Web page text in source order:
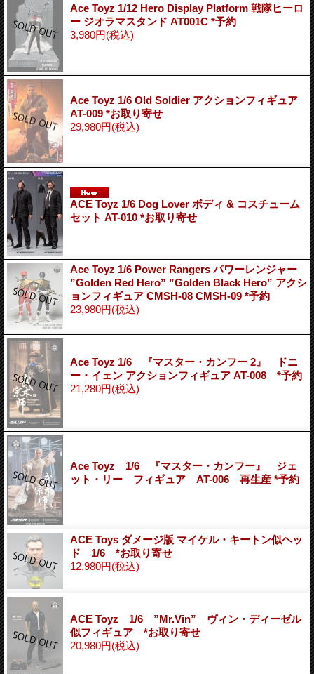
Ace Toyz 1/12 Hero Display Platform 戦隊ヒーロ
ー ジオラマスタンド AT001C *予約
3,980円(税込)
Ace Toyz 1/6 Old Soldier アクションフィギュア
AT-009 *お取り寄せ
29,980円(税込)
ACE Toyz 1/6 Dog Lover ボディ & コスチューム
セット AT-010 *お取り寄せ
Ace Toyz 1/6 Power Rangers パワーレンジャー
”Golden Red Hero” ”Golden Black Hero” アクシ
ョンフィギュア CMSH-08 CMSH-09 *予約
23,980円(税込)
Ace Toyz 1/6 『マスター・カンフー 2』 ドニ
ー・イェン アクションフィギュア AT-008 *予約
21,280円(税込)
Ace Toyz 1/6 『マスター・カンフー』 ジェ
ット・リー フィギュア AT-006 再生産 *予約
ACE Toys ダメージ版 マイケル・キートン似ヘッ
ド 1/6 *お取り寄せ
12,980円(税込)
ACE Toyz 1/6 ”Mr.Vin” ヴィン・ディーゼル
似フィギュア *お取り寄せ
20,980円(税込)